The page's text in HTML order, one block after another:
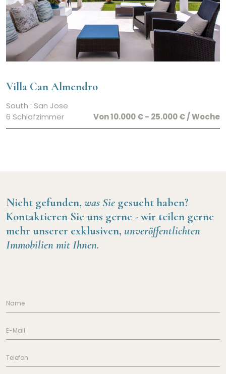
Villa Can Almendro
South : San Jose
6 Schlafzimmer
Von 10.000 € - 25.000 € / Woche
Nicht gefunden, was Sie gesucht haben?
Kontaktieren Sie uns gerne -wir teilen gerne
mehr unserer exklusiven, unveröffentlichten
Immobilien mit Ihnen.